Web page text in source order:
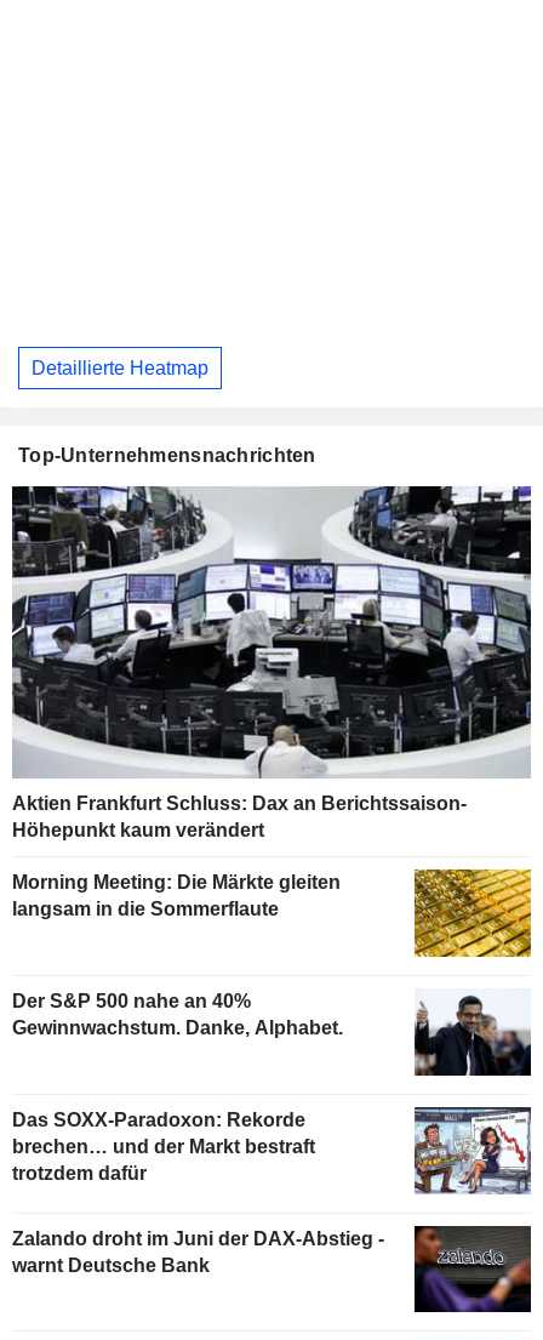
Detaillierte Heatmap
Top-Unternehmensnachrichten
Aktien Frankfurt Schluss: Dax an Berichtssaison-
Höhepunkt kaum verändert
Morning Meeting: Die Märkte gleiten
langsam in die Sommerflaute
Der S&P 500 nahe an 40%
Gewinnwachstum. Danke, Alphabet.
Das SOXX-Paradoxon: Rekorde
brechen… und der Markt bestraft
trotzdem dafür
Zalando droht im Juni der DAX-Abstieg -
warnt Deutsche Bank